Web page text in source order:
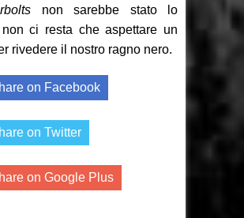
non sarebbe stato lo
ci resta che aspettare un
rivedere il nostro ragno nero.
on Facebook
on Twitter
on Google Plus